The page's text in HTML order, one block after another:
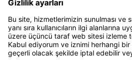
İletişim
SSS